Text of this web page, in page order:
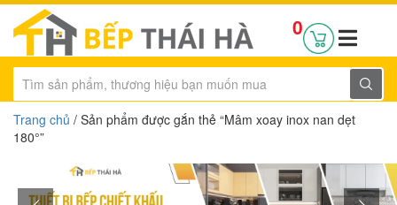
0
Trang chủ / Sản phẩm được gắn thẻ “Mâm xoay inox nan dẹt
180°”